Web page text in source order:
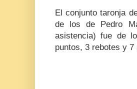
El conjunto taronja
de los de Pedro
asistencia) fue de
puntos, 3 rebotes y